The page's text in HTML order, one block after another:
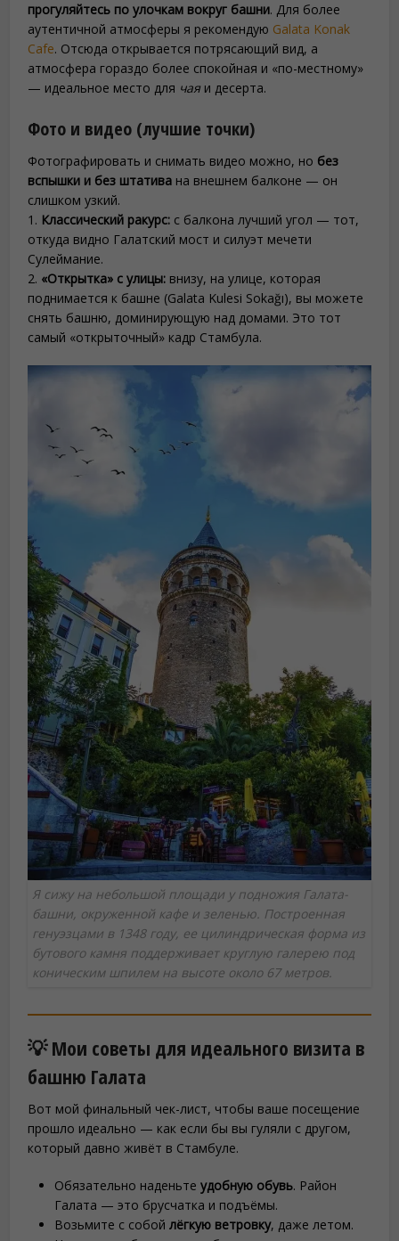
прогуляйтесь по улочкам вокруг башни. Для более
аутентичной атмосферы я рекомендую Galata Konak
Cafe. Отсюда открывается потрясающий вид, а
атмосфера гораздо более спокойная и «по-местному»
— идеальное место для чая и десерта.
Фото и видео (лучшие точки)
Фотографировать и снимать видео можно, но без
вспышки и без штатива на внешнем балконе — он
слишком узкий.
1. Классический ракурс: с балкона лучший угол — тот,
откуда видно Галатский мост и силуэт мечети
Сулеймание.
2. «Открытка» с улицы: внизу, на улице, которая
поднимается к башне (Galata Kulesi Sokağı), вы можете
снять башню, доминирующую над домами. Это тот
самый «открыточный» кадр Стамбула.
Я сижу на небольшой площади у подножия Галата-
башни, окруженной кафе и зеленью. Построенная
генуэзцами в 1348 году, ее цилиндрическая форма из
бутового камня поддерживает круглую галерею под
коническим шпилем на высоте около 67 метров.
💡 Мои советы для идеального визита в
башню Галата
Вот мой финальный чек-лист, чтобы ваше посещение
прошло идеально — как если бы вы гуляли с другом,
который давно живёт в Стамбуле.
Обязательно наденьтеудобную обувь. Район
Галата — это брусчатка и подъёмы.
Возьмите с собойлёгкую ветровку, даже летом.